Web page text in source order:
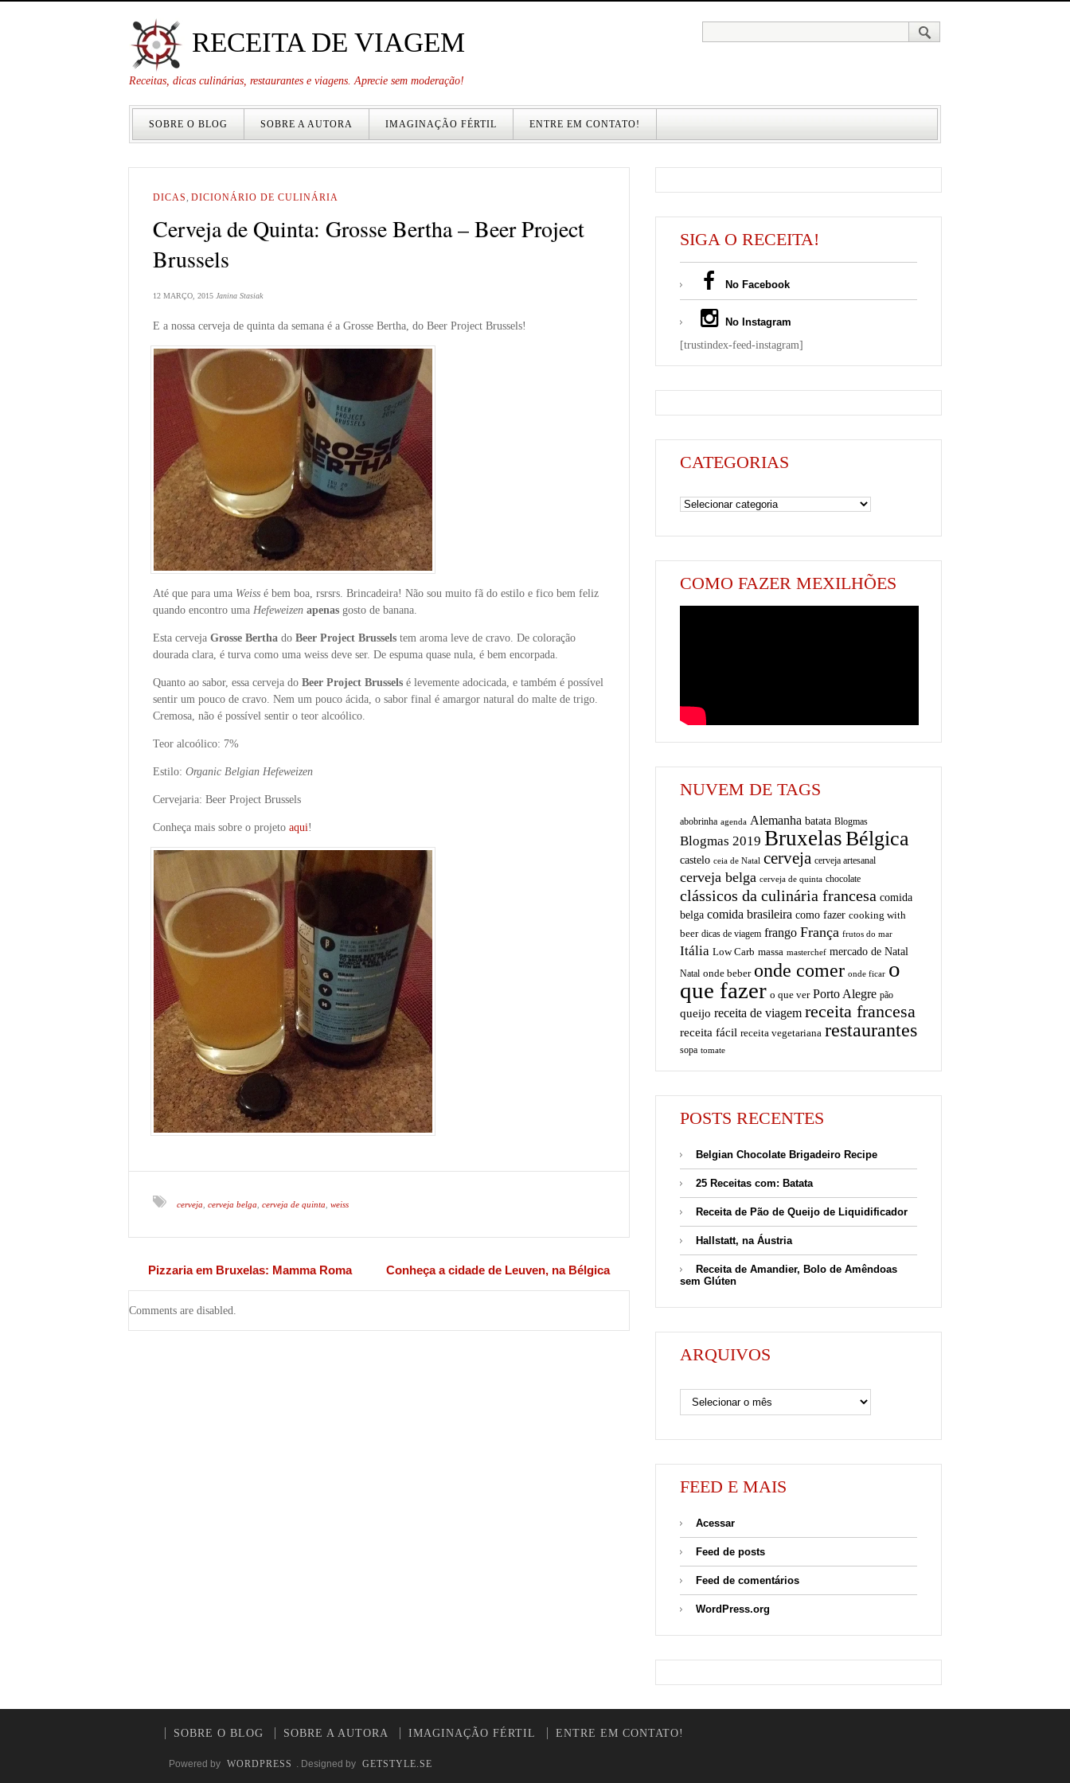
RECEITA DE VIAGEM
Receitas, dicas culinárias, restaurantes e viagens. Aprecie sem moderação!
SOBRE O BLOG SOBRE A AUTORA IMAGINAÇÃO FÉRTIL ENTRE EM CONTATO!
DICAS, DICIONÁRIO DE CULINÁRIA
Cerveja de Quinta: Grosse Bertha – Beer Project
Brussels
12 MARÇO, 2015 Janina Stasiak
E a nossa cerveja de quinta da semana é a Grosse Bertha, do Beer Project Brussels!
Até que para uma Weiss é bem boa, rsrsrs. Brincadeira! Não sou muito fã do estilo e fico bem feliz
quando encontro uma Hefeweizen apenas gosto de banana.
Esta cerveja Grosse Bertha do Beer Project Brussels tem aroma leve de cravo. De coloração
dourada clara, é turva como uma weiss deve ser. De espuma quase nula, é bem encorpada.
Quanto ao sabor, essa cerveja do Beer Project Brussels é levemente adocicada, e também é possível
sentir um pouco de cravo. Nem um pouco ácida, o sabor final é amargor natural do malte de trigo.
Cremosa, não é possível sentir o teor alcoólico.
Teor alcoólico: 7%
Estilo: Organic Belgian Hefeweizen
Cervejaria: Beer Project Brussels
Conheça mais sobre o projeto aqui!
cerveja, cerveja belga, cerveja de quinta, weiss
Pizzaria em Bruxelas: Mamma Roma Conheça a cidade de Leuven, na Bélgica
Comments are disabled.
SIGA O RECEITA!
No Facebook
No Instagram
[trustindex-feed-instagram]
CATEGORIAS
COMO FAZER MEXILHÕES
NUVEM DE TAGS
abobrinha agenda Alemanha batata Blogmas
Blogmas 2019 BruxelasBélgica
castelo ceia de Natal cerveja cerveja artesanal
cerveja belga cerveja de quinta chocolate
clássicos da culinária francesa comida
belga comida brasileira como fazer cooking with
beer dicas de viagem frango França frutos do mar
Itália Low Carb massa masterchef mercado de Natal
Natal onde beber onde comer onde ficar o
que fazer o que ver Porto Alegre pão
queijo receita de viagem receita francesa
receita fácil receita vegetariana restaurantes
sopa tomate
POSTS RECENTES
Belgian Chocolate Brigadeiro Recipe
25 Receitas com: Batata
Receita de Pão de Queijo de Liquidificador
Hallstatt, na Áustria
Receita de Amandier, Bolo de Amêndoas
sem Glúten
ARQUIVOS
FEED E MAIS
Acessar
Feed de posts
Feed de comentários
WordPress.org
SOBRE O BLOG SOBRE A AUTORA IMAGINAÇÃO FÉRTIL ENTRE EM CONTATO!
Powered by WORDPRESS . Designed by GETSTYLE.SE